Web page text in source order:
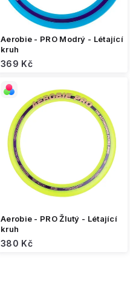
Aerobie - PRO Modrý - Létající
kruh
369 Kč
Aerobie - PRO Žlutý - Létající
kruh
380 Kč